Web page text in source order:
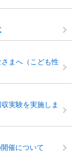
まへ（こども性
実験を実施しま
催について